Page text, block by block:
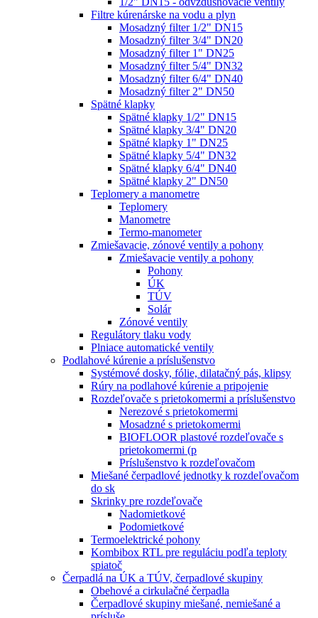
Filtre kúrenárske na vodu a plyn
Mosadzný filter 1/2" DN15
Mosadzný filter 3/4" DN20
Mosadzný filter 1" DN25
Mosadzný filter 5/4" DN32
Mosadzný filter 6/4" DN40
Mosadzný filter 2" DN50
Spätné klapky
Spätné klapky 1/2" DN15
Spätné klapky 3/4" DN20
Spätné klapky 1" DN25
Spätné klapky 5/4" DN32
Spätné klapky 6/4" DN40
Spätné klapky 2" DN50
Teplomery a manometre
Teplomery
Manometre
Termo-manometer
Zmiešavacie, zónové ventily a pohony
Zmiešavacie ventily a pohony
Pohony
ÚK
TÚV
Solár
Zónové ventily
Regulátory tlaku vody
Plniace automatické ventily
Podlahové kúrenie a príslušenstvo
Systémové dosky, fólie, dilatačný pás, klipsy
Rúry na podlahové kúrenie a pripojenie
Rozdeľovače s prietokomermi a príslušenstvo
Nerezové s prietokomermi
Mosadzné s prietokomermi
BIOFLOOR plastové rozdeľovače s
prietokomermi (p
Príslušenstvo k rozdeľovačom
Miešané čerpadlové jednotky k rozdeľovačom
do sk
Skrinky pre rozdeľovače
Nadomietkové
Podomietkové
Termoelektrické pohony
Kombibox RTL pre reguláciu podľa teploty
spiatoč
Čerpadlá na ÚK a TÚV, čerpadlové skupiny
Obehové a cirkulačné čerpadla
Čerpadlové skupiny miešané, nemiešané a